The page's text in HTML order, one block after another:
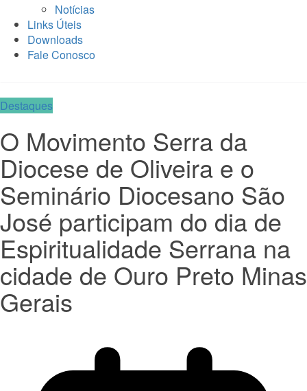
Notícias
Links Úteis
Downloads
Fale Conosco
Destaques
O Movimento Serra da
Diocese de Oliveira e o
Seminário Diocesano São
José participam do dia de
Espiritualidade Serrana na
cidade de Ouro Preto Minas
Gerais